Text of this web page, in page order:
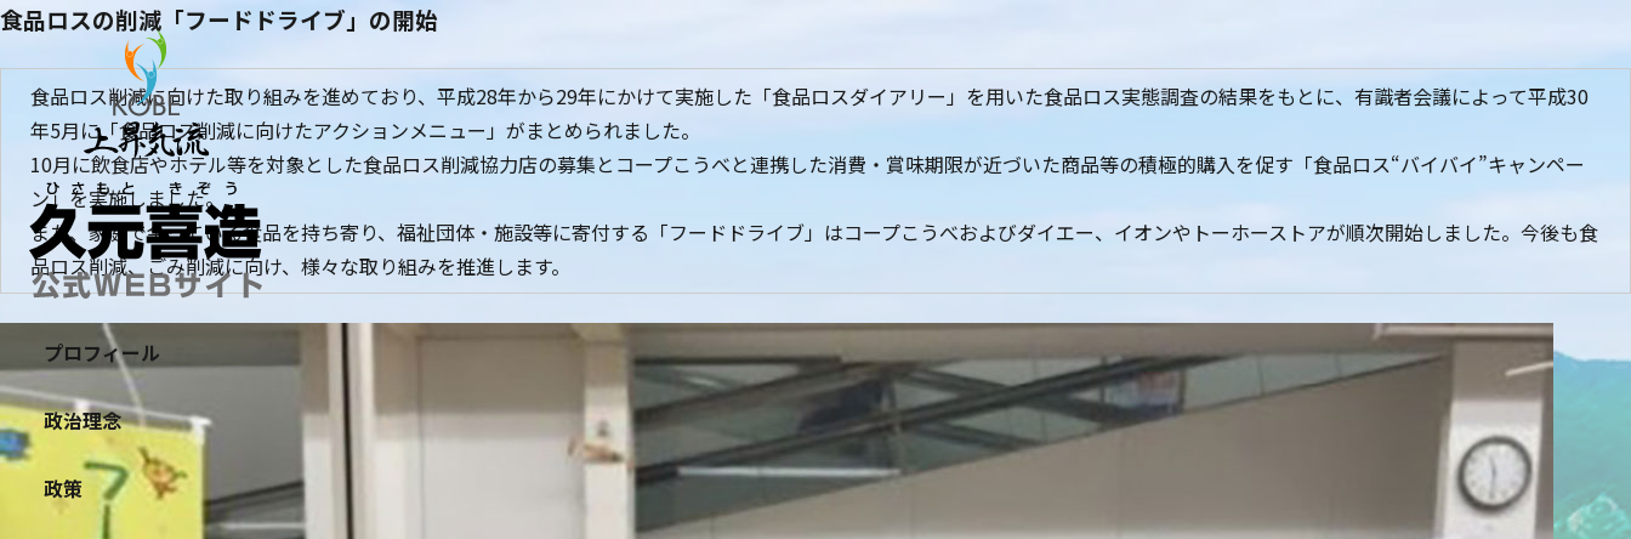
プロフィール
政治理念
政策
食品ロスの削減「フードドライブ」の開始
食品ロス削減に向けた取り組みを進めており、平成28年から29年にかけて実施した「食品ロスダイアリー」を用いた食品ロス実態調査の結果をもとに、有識者会議によって平成30
年5月に「食品ロス削減に向けたアクションメニュー」がまとめられました。
10月に飲食店やホテル等を対象とした食品ロス削減協力店の募集とコープこうべと連携した消費・賞味期限が近づいた商品等の積極的購入を促す「食品ロス“バイバイ”キャンペー
ン」を実施しました。
また、家庭で余っている食品を持ち寄り、福祉団体・施設等に寄付する「フードドライブ」はコープこうべおよびダイエー、イオンやトーホーストアが順次開始しました。今後も食
品ロス削減、ごみ削減に向け、様々な取り組みを推進します。